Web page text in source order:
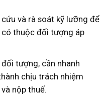
và rà soát kỹ lưỡng để
thuộc đối tượng áp
tượng, cần nhanh
chịu trách nhiệm
nộp thuế.